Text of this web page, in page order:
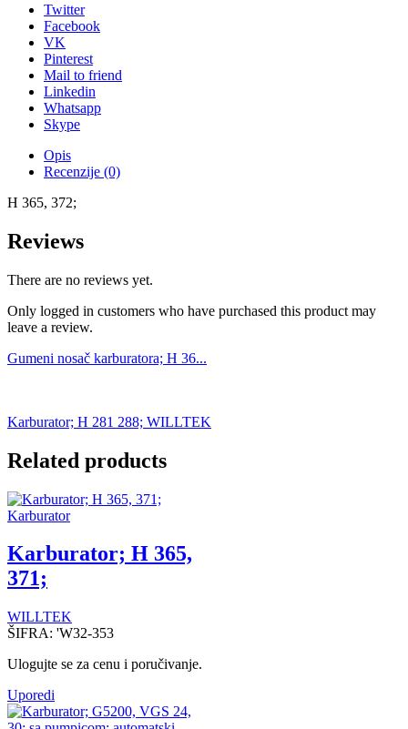
Twitter
Facebook
VK
Pinterest
Mail to friend
Linkedin
Whatsapp
Skype
Opis
Recenzije (0)
H 365, 372;
Reviews
There are no reviews yet.
Only logged in customers who have purchased this product may
leave a review.
Gumeni nosač karburatora; H 36...
Karburator; H 281 288; WILLTEK
Related products
Karburator
Karburator; H 365,
371;
WILLTEK
ŠIFRA: 'W32-353
Ulogujte se za cenu i poručivanje.
Uporedi